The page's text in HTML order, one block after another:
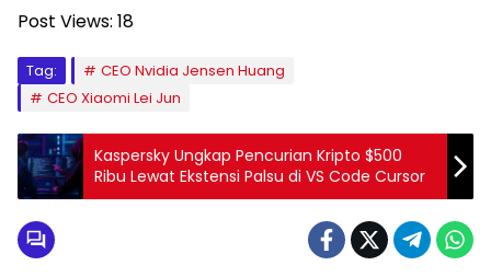
Post Views: 18
Tag:
CEO Nvidia Jensen Huang
CEO Xiaomi Lei Jun
Kaspersky Ungkap Pencurian Kripto $500
Ribu Lewat Ekstensi Palsu di VS Code Cursor